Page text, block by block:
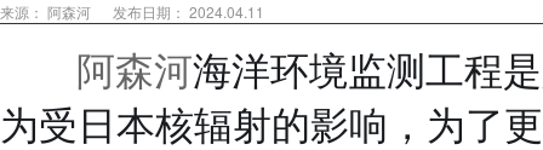
来源： 阿森河 发布日期： 2024.04.11
阿森河海洋环境监测工程
为受日本核辐射的影响，为了